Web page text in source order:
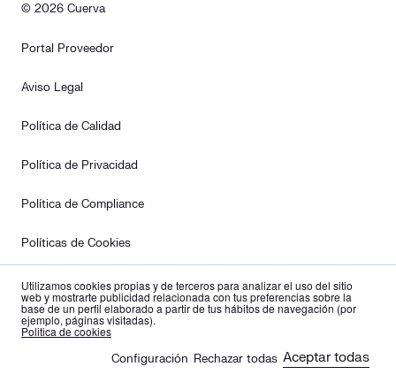
Utilizamos cookies propias y de terceros para analizar el uso del sitio
web y mostrarte publicidad relacionada con tus preferencias sobre la
base de un perfil elaborado a partir de tus hábitos de navegación (por
ejemplo, páginas visitadas).
Politica de cookies
Configuración Aceptar todas
Rechazar todas
es en
© 2026 Cuerva
Portal Proveedor
Aviso Legal
Política de Calidad
Política de Privacidad
Política de Compliance
Políticas de Cookies
Política Editorial
Derechos de Protección de Datos
Canal de denuncias